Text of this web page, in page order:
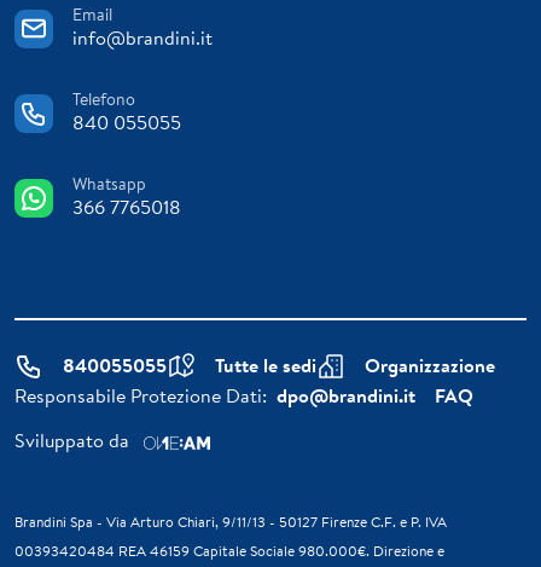
Email
info@brandini.it
Telefono
840 055055
Whatsapp
366 7765018
840055055 Tutte le sedi
Organizzazione
Responsabile Protezione Dati: dpo@brandini.it
FAQ
Sviluppato da
Brandini Spa - Via Arturo Chiari, 9/11/13 - 50127 Firenze C.F. e P. IVA
00393420484 REA 46159 Capitale Sociale 980.000€. Direzione e